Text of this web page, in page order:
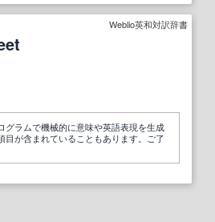
Weblio英和対訳辞書
グラムで機械的に意味や英語表現を生成
目が含まれていることもあります。ご了